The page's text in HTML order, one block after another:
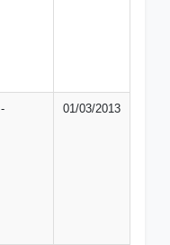
- 01/03/2013